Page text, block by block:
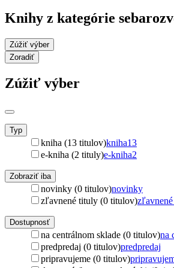
Knihy z kategórie
Zúžiť výber
Zoradiť
Zúžiť výber
Typ
kniha (13 titulov)kniha13
e-kniha (2 tituly)e-kniha2
Zobraziť iba
novinky (0 titulov)novinky
zľavnené tituly (0 titulov)
Dostupnosť
na centrálnom sklade (0 titulov)na
predpredaj (0 titulov)predpredaj
pripravujeme (0 titulov)